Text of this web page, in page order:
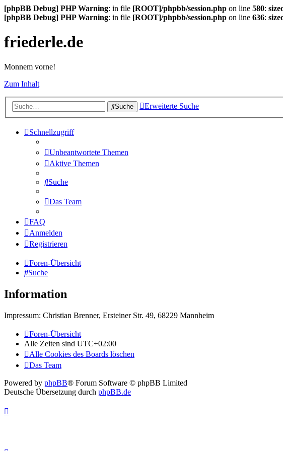
[phpBB Debug] PHP Warning: in file [ROOT]/phpbb/session.php on line 580:
[phpBB Debug] PHP Warning: in file [ROOT]/phpbb/session.php on line 636:
friederle.de
Monnem vorne!
Zum Inhalt
Suche Erweiterte Suche
Schnellzugriff
Unbeantwortete Themen
Aktive Themen
Suche
Das Team
FAQ
Anmelden
Registrieren
Foren-Übersicht
Suche
Information
Impressum: Christian Brenner, Ersteiner Str. 49, 68229 Mannheim
Foren-Übersicht
Alle Zeiten sind UTC+02:00
Alle Cookies des Boards löschen
Das Team
Powered by phpBB® Forum Software © phpBB Limited
Deutsche Übersetzung durch phpBB.de